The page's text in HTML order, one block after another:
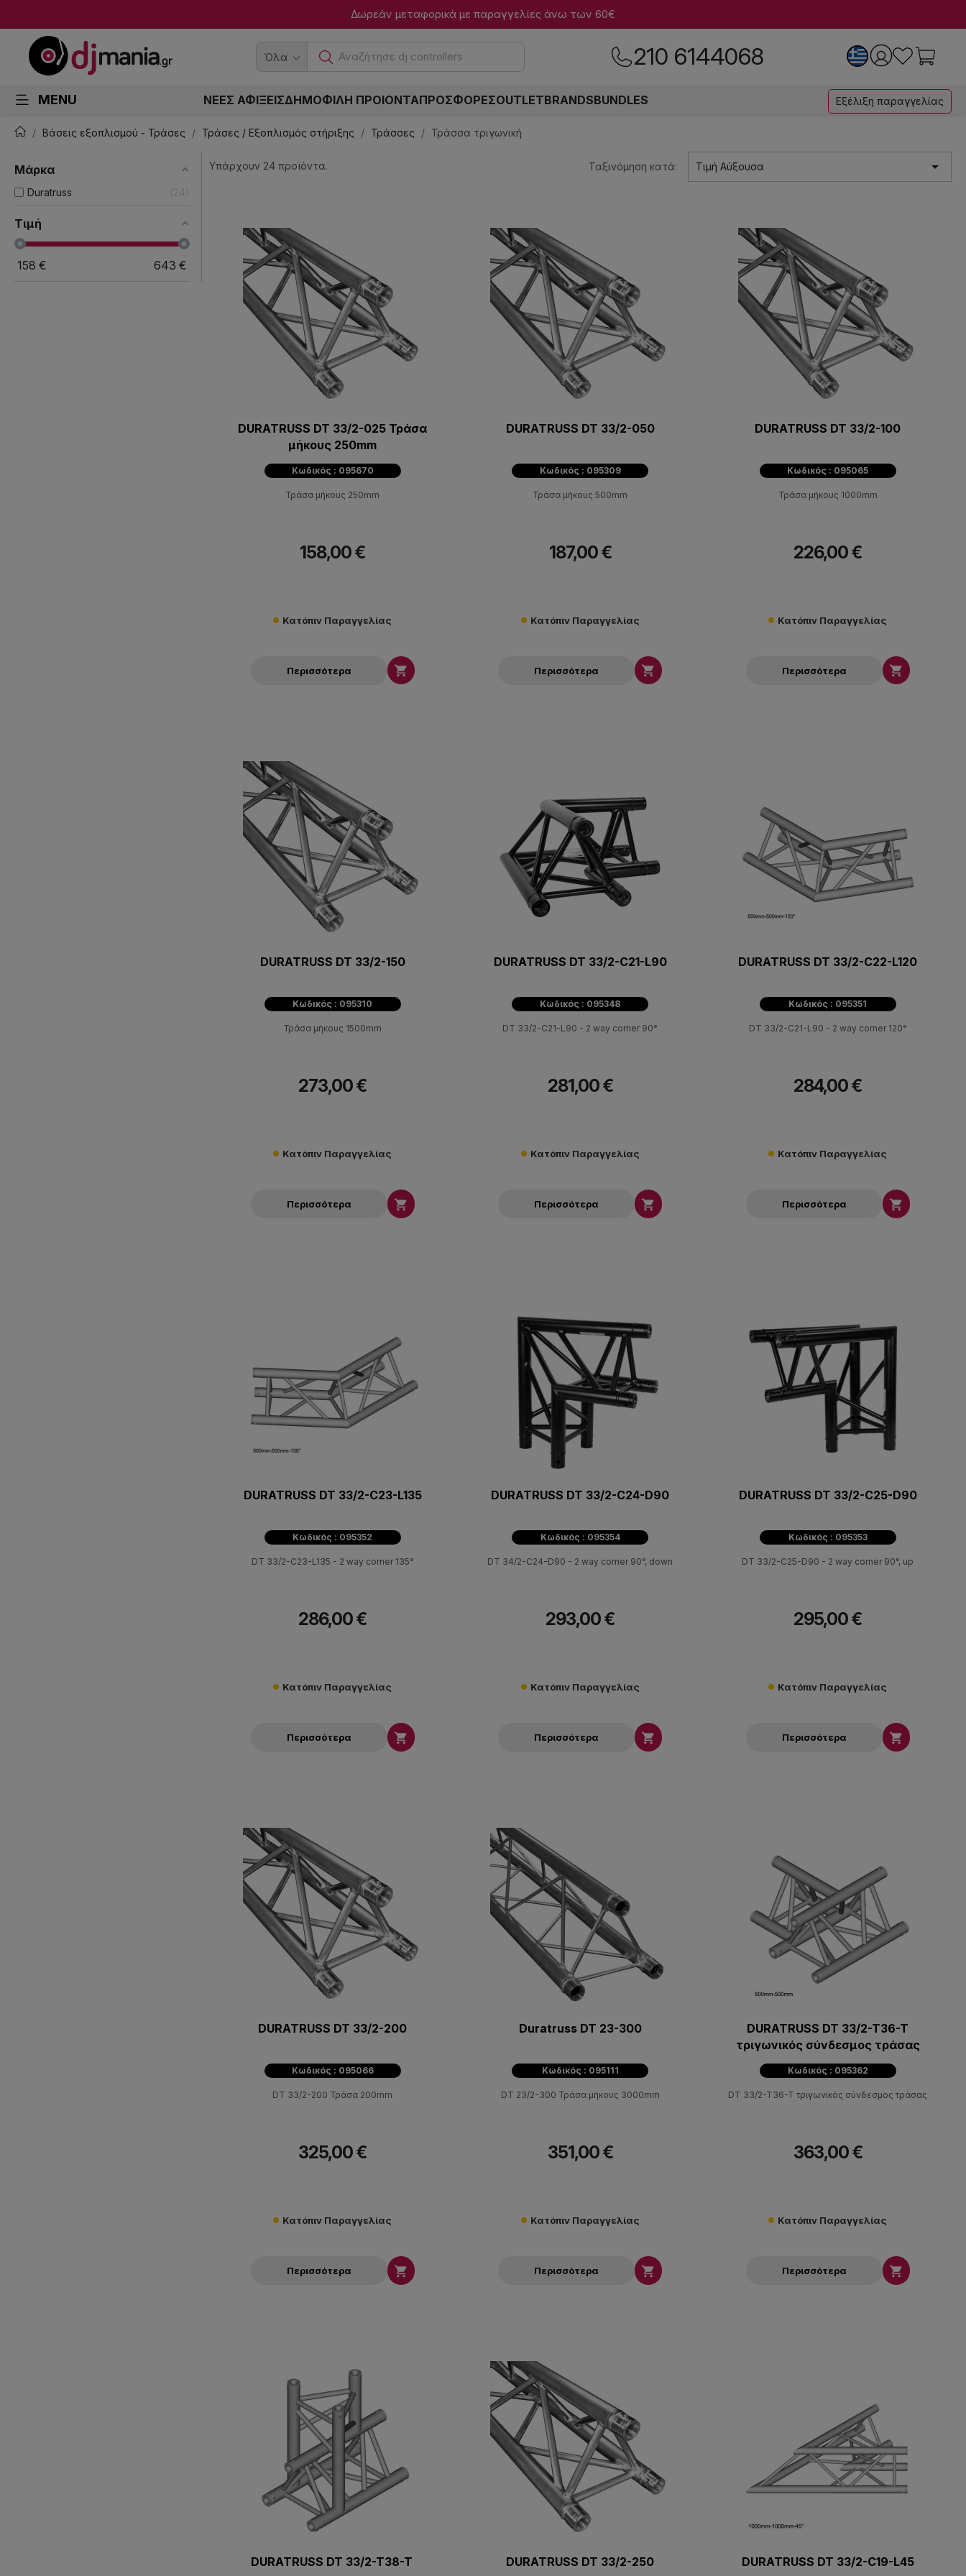
Δωρεάν μεταφορικά με παραγγελίες άνω των 60€
Όλα Ανα 210 6144068
MENU ΝΕΕΣ ΑΦΙΞΕΙΣΔΗΜΟΦΙΛΗ ΠΡΟΙΟΝΤΑΠΡΟΣΦΟΡΕΣOUTLETBRANDSBUNDLES Εξέλιξη παραγγελίας
Βάσεις εξοπλισμού - Τράσες Τράσες / Εξοπλισμός στήριξης Τράσσες Τράσσα τριγωνική
Μάρκα
Duratruss 24
Τιμή
158 € 643 €
Υπάρχουν 24 προϊόντα. Ταξινόμηση κατά: Τιμή Αύξουσα 
DURATRUSS DT 33/2-025 Τράσα
μήκους 250mm
Κωδικός : 095670
Τράσα μήκους 250mm
158,00 €
Κατόπιν Παραγγελίας
Περισσότερα 
DURATRUSS DT 33/2-050
Κωδικός : 095309
Τράσα μήκους 500mm
187,00 €
Κατόπιν Παραγγελίας
Περισσότερα 
DURATRUSS DT 33/2-100
Κωδικός : 095065
Τράσα μήκους 1000mm
226,00 €
Κατόπιν Παραγγελίας
Περισσότερα 
DURATRUSS DT 33/2-150
Κωδικός : 095310
Τράσα μήκους 1500mm
273,00 €
Κατόπιν Παραγγελίας
Περισσότερα 
DURATRUSS DT 33/2-C21-L90
Κωδικός : 095348
DT 33/2-C21-L90 - 2 way corner 90°
281,00 €
Κατόπιν Παραγγελίας
Περισσότερα 
DURATRUSS DT 33/2-C22-L120
Κωδικός : 095351
DT 33/2-C21-L90 - 2 way corner 120°
284,00 €
Κατόπιν Παραγγελίας
Περισσότερα 
DURATRUSS DT 33/2-C23-L135
Κωδικός : 095352
DT 33/2-C23-L135 - 2 way corner 135°
286,00 €
Κατόπιν Παραγγελίας
Περισσότερα 
DURATRUSS DT 33/2-C24-D90
Κωδικός : 095354
DT 34/2-C24-D90 - 2 way corner 90°, down
293,00 €
Κατόπιν Παραγγελίας
Περισσότερα 
DURATRUSS DT 33/2-C25-D90
Κωδικός : 095353
DT 33/2-C25-D90 - 2 way corner 90°, up
295,00 €
Κατόπιν Παραγγελίας
Περισσότερα 
DURATRUSS DT 33/2-200
Κωδικός : 095066
DT 33/2-200 Τράσα 200mm
325,00 €
Κατόπιν Παραγγελίας
Περισσότερα 
Duratruss DT 23-300
Κωδικός : 095111
DT 23/2-300 Τράσα μήκους 3000mm
351,00 €
Κατόπιν Παραγγελίας
Περισσότερα 
DURATRUSS DT 33/2-T36-T
τριγωνικός σύνδεσμος τράσας
Κωδικός : 095362
DT 33/2-T36-T τριγωνικός σύνδεσμος τράσας
363,00 €
Κατόπιν Παραγγελίας
Περισσότερα 
DURATRUSS DT 33/2-T38-T DURATRUSS DT 33/2-250 DURATRUSS DT 33/2-C19-L45